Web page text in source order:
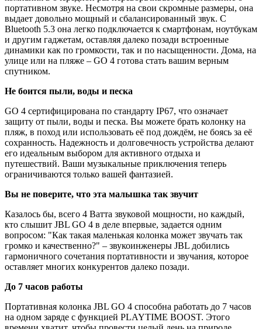
портативном звуке. Несмотря на свои скромные размеры, она
выдает довольно мощный и сбалансированный звук. С
Bluetooth 5.3 она легко подключается к смартфонам, ноутбукам
и другим гаджетам, оставляя далеко позади встроенные
динамики как по громкости, так и по насыщенности. Дома, на
улице или на пляже – GO 4 готова стать вашим верным
спутником.
Не боится пыли, воды и песка
GO 4 сертифицирована по стандарту IP67, что означает
защиту от пыли, воды и песка. Вы можете брать колонку на
пляж, в поход или использовать её под дождём, не боясь за её
сохранность. Надежность и долговечность устройства делают
его идеальным выбором для активного отдыха и
путешествий. Ваши музыкальные приключения теперь
ограничиваются только вашей фантазией.
Вы не поверите, что эта малышка так звучит
Казалось бы, всего 4 Ватта звуковой мощности, но каждый,
кто слышит JBL GO 4 в деле впервые, задается одним
вопросом: "Как такая маленькая колонка может звучать так
громко и качественно?" – звукоинженеры JBL добились
гармоничного сочетания портативности и звучания, которое
оставляет многих конкурентов далеко позади.
До 7 часов работы
Портативная колонка JBL GO 4 способна работать до 7 часов
на одном заряде с функцией PLAYTIME BOOST. Этого